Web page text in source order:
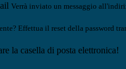
Verrà inviato un messaggio
Effettua il reset della password
la casella di posta elettronica!